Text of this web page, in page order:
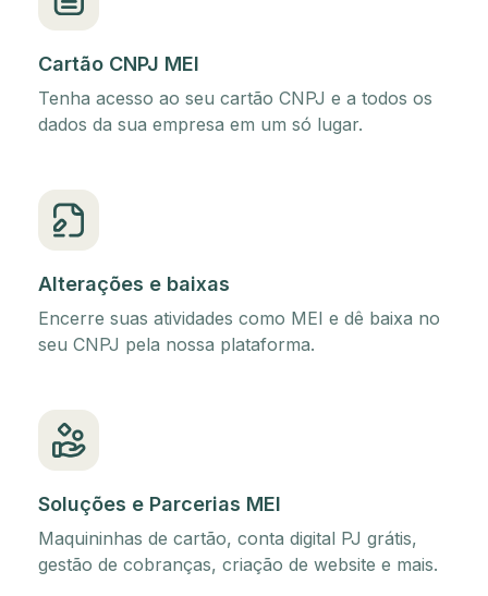
Cartão CNPJ MEI
Tenha acesso ao seu cartão CNPJ e a todos os
dados da sua empresa em um só lugar.
Alterações e baixas
Encerre suas atividades como MEI e dê baixa no
seu CNPJ pela nossa plataforma.
Soluções e Parcerias MEI
Maquininhas de cartão, conta digital PJ grátis,
gestão de cobranças, criação de website e mais.